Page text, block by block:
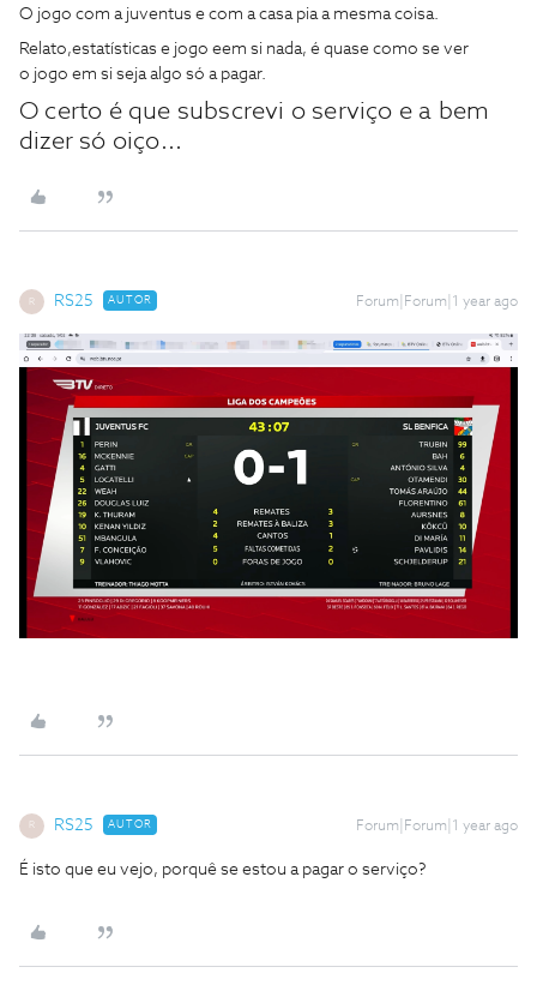
O jogo com a juventus e com a casa pia a mesma coisa.
Relato,estatísticas e jogo eem si nada, é quase como se ver
o jogo em si seja algo só a pagar.
O certo é que subscrevi o serviço e a bem
dizer só oiço...
R RS25 AUTOR Forum|Forum|1 year ago
R RS25 AUTOR Forum|Forum|1 year ago
É isto que eu vejo, porquê se estou a pagar o serviço?